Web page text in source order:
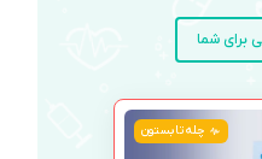
برای شما
چله تابستون